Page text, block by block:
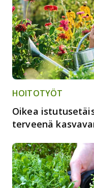
HOITOTYÖT
Oikea
terveenä